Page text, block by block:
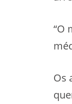
“O
Os